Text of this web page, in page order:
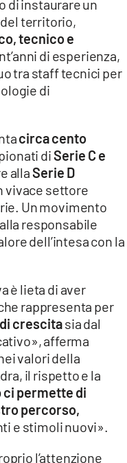
di instaurare un
territorio,
tecnico e
di esperienza,
tra staff tecnici per
di
circa cento
diSerie C e
allaSerie D
vivace settore
Un movimento
responsabile
dell’intesa con la
è lieta di aver
rappresenta per
crescitasia dal
afferma
valori della
il rispetto e la
permette di
percorso,
e stimoli nuovi».
l’attenzione